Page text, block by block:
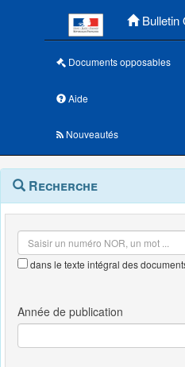
Bulletin
Documents opposables
Aide
Nouveautés
Navigation
outils
Menu
contextuel
Recherche
dans le texte intégral des